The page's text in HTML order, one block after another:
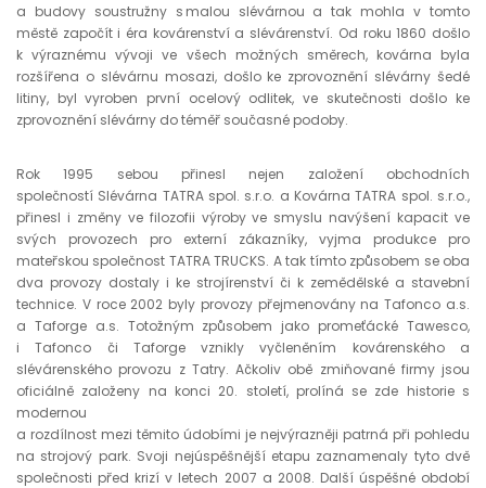
a budovy soustružny s malou slévárnou a tak mohla v tomto
městě započít i éra kovárenství a slévárenství. Od roku 1860 došlo
k výraznému vývoji ve všech možných směrech, kovárna byla
rozšířena o slévárnu mosazi, došlo ke zprovoznění slévárny šedé
litiny, byl vyroben první ocelový odlitek, ve skutečnosti došlo ke
zprovoznění slévárny do téměř současné podoby.
Rok 1995 sebou přinesl nejen založení obchodních
společností Slévárna TATRA spol. s.r.o. a Kovárna TATRA spol. s.r.o.,
přinesl i změny ve filozofii výroby ve smyslu navýšení kapacit ve
svých provozech pro externí zákazníky, vyjma produkce pro
mateřskou společnost TATRA TRUCKS. A tak tímto způsobem se oba
dva provozy dostaly i ke strojírenství či k zemědělské a stavební
technice. V roce 2002 byly provozy přejmenovány na Tafonco a.s.
a Taforge a.s. Totožným způsobem jako promeťácké Tawesco,
i Tafonco či Taforge vznikly vyčleněním kovárenského a
slévárenského provozu z Tatry. Ačkoliv obě zmiňované firmy jsou
oficiálně založeny na konci 20. století, prolíná se zde historie s
modernou
a rozdílnost mezi těmito údobími je nejvýrazněji patrná při pohledu
na strojový park. Svoji nejúspěšnější etapu zaznamenaly tyto dvě
společnosti před krizí v letech 2007 a 2008. Další úspěšné období